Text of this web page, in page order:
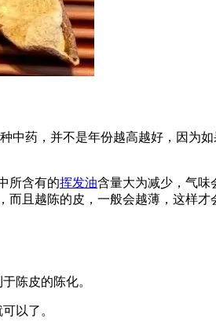
药，并不是年份越高越好，因为
所含有的挥发油含量大为减少，气味
且越陈的皮，一般会越薄，这样
陈皮的陈化。
以了。